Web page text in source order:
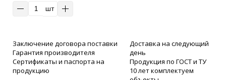
шт
Заключение договора поставки
Гарантия производителя
Сертификаты и паспорта на
продукцию
Доставка на следующий
день
Продукция по ГОСТ и ТУ
10 лет комплектуем